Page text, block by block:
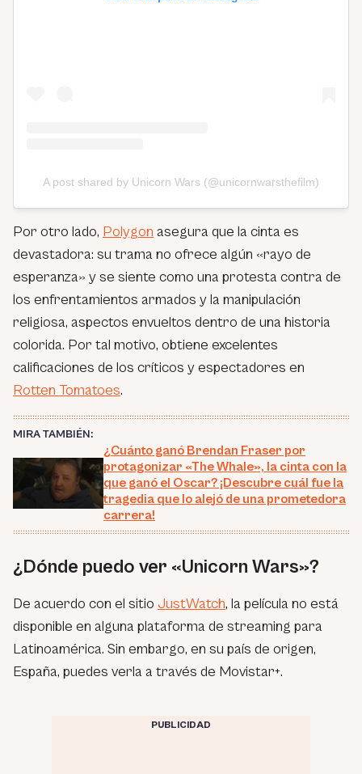
A post shared by Unicorn Wars (@unicornwarsthefilm)
Por otro lado, Polygon asegura que la cinta es
devastadora: su trama no ofrece algún «rayo de
esperanza» y se siente como una protesta contra de
los enfrentamientos armados y la manipulación
religiosa, aspectos envueltos dentro de una historia
colorida. Por tal motivo, obtiene excelentes
calificaciones de los críticos y espectadores en
Rotten Tomatoes.
MIRA TAMBIÉN:
¿Cuánto ganó Brendan Fraser por
protagonizar «The Whale», la cinta con la
que ganó el Oscar? ¡Descubre cuál fue la
tragedia que lo alejó de una prometedora
carrera!
¿Dónde puedo ver «Unicorn Wars»?
De acuerdo con el sitio JustWatch, la película no está
disponible en alguna plataforma de streaming para
Latinoamérica. Sin embargo, en su país de origen,
España, puedes verla a través de Movistar+.
PUBLICIDAD